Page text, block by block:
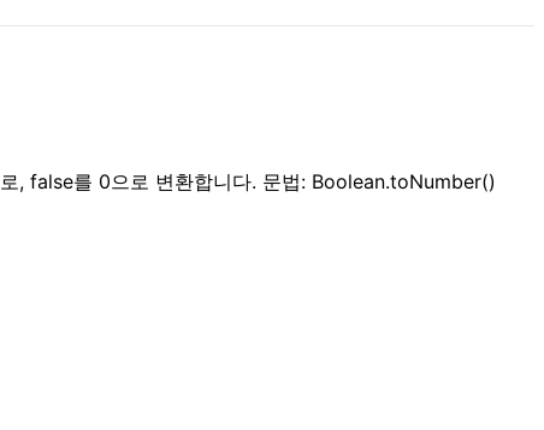
, false를 0으로 변환합니다. 문법: Boolean.toNumber()